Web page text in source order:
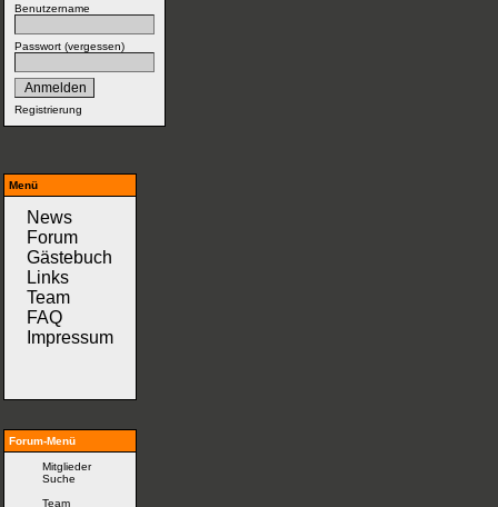
Benutzername
Passwort (vergessen)
Registrierung
Menü
News
Forum
Gästebuch
Links
Team
FAQ
Impressum
Forum-Menü
Mitglieder
Suche
Team